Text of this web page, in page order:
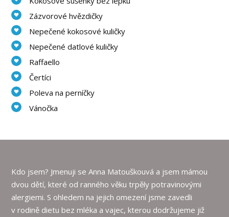
Zázvorové hvězdičky
Nepečené kokosové kuličky
Nepečené datlové kuličky
Raffaello
Čertíci
Poleva na perníčky
Vánočka
Kdo jsem? Jmenuji se Anna Matouškouvá a jsem mámou
dvou dětí, které od ranného věku trpěly potravinovými
alergiemi. S ohledem na jejich omezení jsme zavedli
v rodině dietu bez mléka a vajec, kterou dodržujeme již